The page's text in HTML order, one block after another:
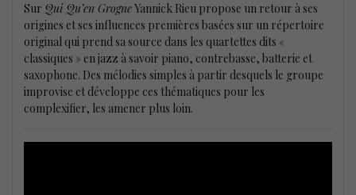
Sur Qui Qu’en GrogneYannick Rieu propose un retour à ses
origines et ses influences premières basées sur un répertoire
original qui prend sa source dans les quartettes dits «
classiques » en jazz à savoir piano, contrebasse, batterie et
saxophone. Des mélodies simples à partir desquels le groupe
improvise et développe ces thématiques pour les
complexifier, les amener plus loin.